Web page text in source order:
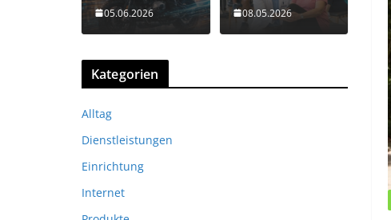
05.06.2026 08.05.2026
Kategorien
Alltag
Dienstleistungen
Einrichtung
Internet